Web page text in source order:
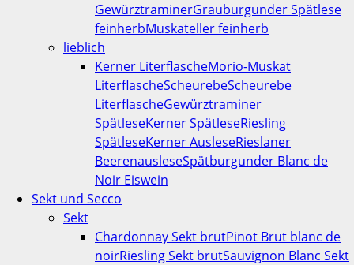
GewürztraminerGrauburgunder Spätlese
feinherbMuskateller feinherb
lieblich
Kerner LiterflascheMorio-Muskat
LiterflascheScheurebeScheurebe
LiterflascheGewürztraminer
SpätleseKerner SpätleseRiesling
SpätleseKerner AusleseRieslaner
BeerenausleseSpätburgunder Blanc de
Noir Eiswein
Sekt und Secco
Sekt
Chardonnay Sekt brutPinot Brut blanc de
noirRiesling Sekt brutSauvignon Blanc Sekt